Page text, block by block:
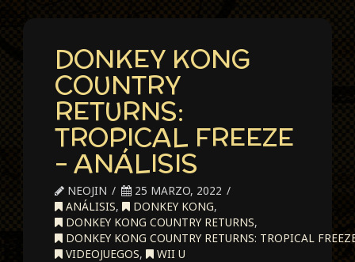
DONKEY KONG
COUNTRY
RETURNS:
TROPICAL FREEZE
– ANÁLISIS
NEOJIN
25 MARZO, 2022
ANÁLISIS, DONKEY KONG,
DONKEY KONG COUNTRY RETURNS,
DONKEY KONG COUNTRY RETURNS: TROPICAL
VIDEOJUEGOS, WII U